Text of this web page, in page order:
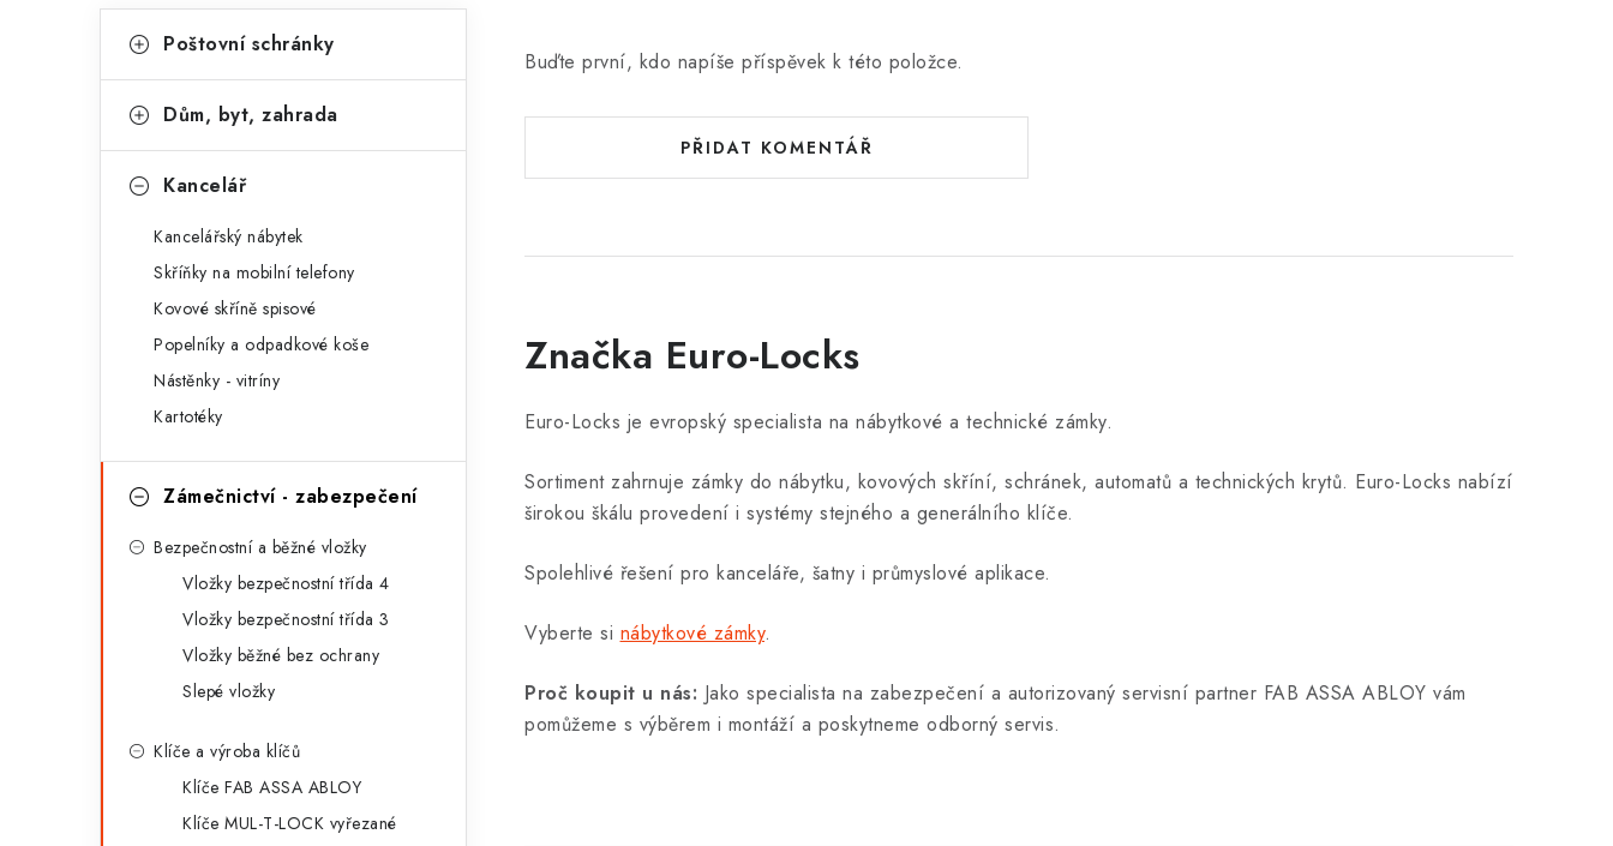
kategorie
a
e
Poštovní schránky
Dům, byt, zahrada
Kancelář
Kancelářský nábytek
Skříňky na mobilní telefony
Kovové skříně spisové
Popelníky a odpadkové koše
Nástěnky - vitríny
Kartotéky
Zámečnictví - zabezpečení
Bezpečnostní a běžné vložky
Vložky bezpečnostní třída 4
Vložky bezpečnostní třída 3
Vložky běžné bez ochrany
Slepé vložky
Klíče a výroba klíčů
Klíče FAB ASSA ABLOY
Klíče MUL-T-LOCK vyřezané
Buďte první, kdo napíše příspěvek k této položce.
PŘIDAT KOMENTÁŘ
Značka Euro-Locks
Euro-Locks je evropský specialista na nábytkové a technické zámky.
Sortiment zahrnuje zámky do nábytku, kovových skříní, schránek, automatů a technických krytů. Euro-Locks nabízí
širokou škálu provedení i systémy stejného a generálního klíče.
Spolehlivé řešení pro kanceláře, šatny i průmyslové aplikace.
Vyberte si nábytkové zámky.
Proč koupit u nás: Jako specialista na zabezpečení a autorizovaný servisní partner FAB ASSA ABLOY vám
pomůžeme s výběrem i montáží a poskytneme odborný servis.